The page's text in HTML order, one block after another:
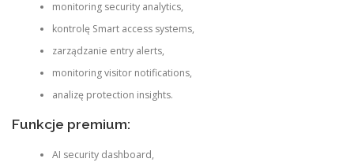
monitoring security analytics,
kontrolę Smart access systems,
zarządzanie entry alerts,
monitoring visitor notifications,
analizę protection insights.
Funkcje premium:
AI security dashboard,